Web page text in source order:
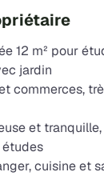
12 m² pour
jardin
commerces,
et
cuisine et